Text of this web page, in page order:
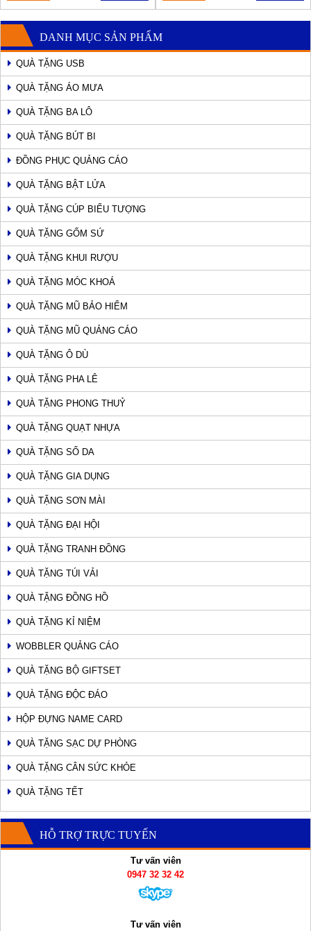
DANH MỤC SẢN PHẨM
QUÀ TẶNG USB
QUÀ TẶNG ÁO MƯA
QUÀ TẶNG BA LÔ
QUÀ TẶNG BÚT BI
ĐỒNG PHỤC QUẢNG CÁO
QUÀ TẶNG BẬT LỬA
QUÀ TẶNG CÚP BIỂU TƯỢNG
QUÀ TẶNG GỐM SỨ
QUÀ TẶNG KHUI RƯỢU
QUÀ TẶNG MÓC KHOÁ
QUÀ TẶNG MŨ BẢO HIỂM
QUÀ TẶNG MŨ QUẢNG CÁO
QUÀ TẶNG Ô DÙ
QUÀ TẶNG PHA LÊ
QUÀ TẶNG PHONG THUỶ
QUÀ TẶNG QUẠT NHỰA
QUÀ TẶNG SỔ DA
QUÀ TẶNG GIA DỤNG
QUÀ TẶNG SƠN MÀI
QUÀ TẶNG ĐẠI HỘI
QUÀ TẶNG TRANH ĐỒNG
QUÀ TẶNG TÚI VẢI
QUÀ TẶNG ĐỒNG HỒ
QUÀ TẶNG KỈ NIỆM
WOBBLER QUẢNG CÁO
QUÀ TẶNG BỘ GIFTSET
QUÀ TẶNG ĐỘC ĐÁO
HỘP ĐỰNG NAME CARD
QUÀ TẶNG SẠC DỰ PHÒNG
QUÀ TẶNG CÂN SỨC KHỎE
QUÀ TẶNG TẾT
HỖ TRỢ TRỰC TUYẾN
Tư vấn viên
0947 32 32 42
Tư vấn viên